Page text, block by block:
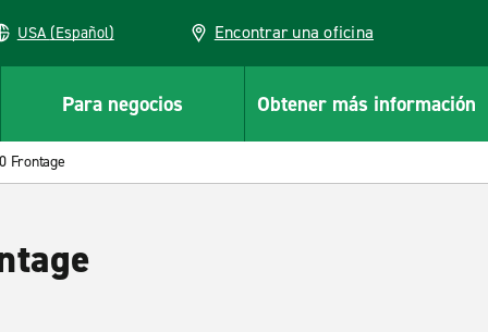
USA (Español) Encontrar una oficina
Para negocios Obtener más información
Frontage